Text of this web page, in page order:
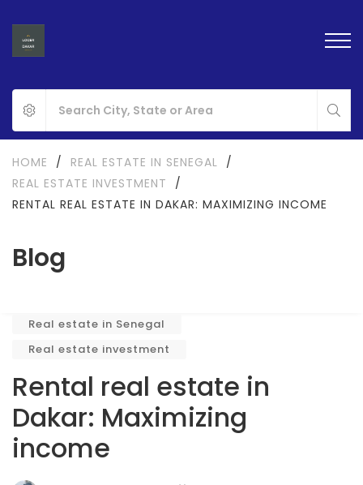
Blog
HOME / REAL ESTATE IN SENEGAL /
REAL ESTATE INVESTMENT
/
RENTAL REAL ESTATE IN DAKAR: MAXIMIZING INCOME
Real estate in Senegal
Real estate investment
Rental real estate in
Dakar: Maximizing
income